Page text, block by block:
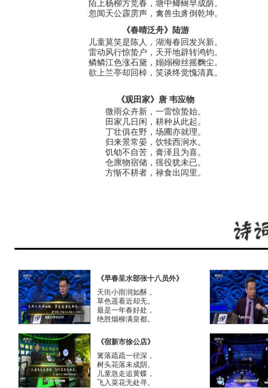
陌上杨柳方竞春，塘中鲫鲥早成荫。
忽闻天公霹雳声，禽兽虫豸倒乾坤。
《春晴泛舟》陆游
儿童莫笑是陈人，湖海春回发兴新。
雷动风行惊蛰户，天开地辟转鸿钧。
鳞鳞江色涨石黛，嫋嫋柳丝摇麴尘。
欲上兰亭却回棹，笑谈终觉愧清真。
《观田家》唐 韦应物
微雨众卉新，一雷惊蛰始。
田家几日闲，耕种从此起。
丁壮俱在野，场圃亦就理。
归来景常晏，饮犊西涧水。
饥劬不自苦，膏泽且为喜。
仓廪物宿储，徭役犹未已。
方惭不耕者，禄食出闾里。
《早春呈水部张十八员外》
天街小雨润如酥，
草色遥看近却无。
最是一年春好处，
绝胜烟柳满皇都。
《宿新市徐公店》
篱落疏疏一径深，
树头花落未成阴。
儿童急走追黄蝶，
飞入菜花无处寻。